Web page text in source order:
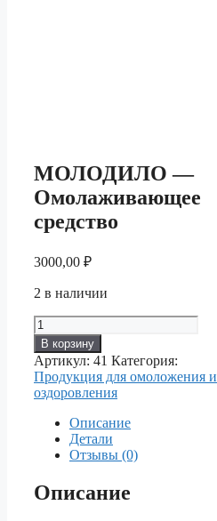
МОЛОДИЛО —
Омолаживающее
средство
3000,00 ₽
2 в наличии
Количество
товара
МОЛОДИЛО
—
Омолаживающее
средство
В корзину
Артикул: 41 Категория:
Продукция для омоложения и
оздоровления
Описание
Детали
Отзывы (0)
Описание